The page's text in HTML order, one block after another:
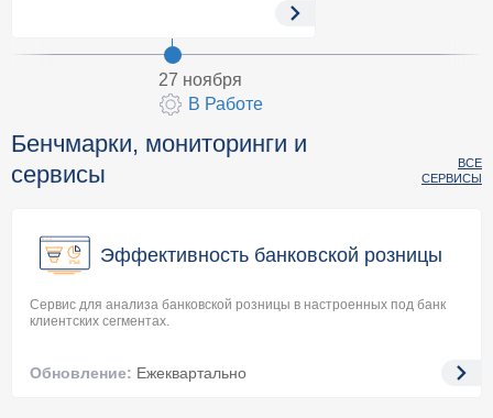
27 ноября
В Работе
Бенчмарки, мониторинги и
сервисы
ВСЕ
СЕРВИСЫ
Эффективность банковской розницы
Сервис для анализа банковской розницы в настроенных под банк
клиентских сегментах.
Обновление: Ежеквартально